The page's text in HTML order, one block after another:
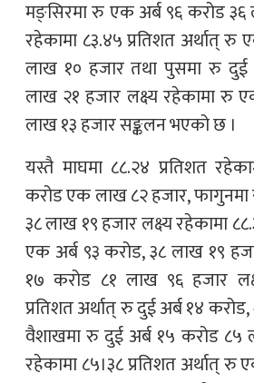
मङ्सिरमा रु एक अर्ब ९६ करोड ३६
रहेकामा ८३.४५ प्रतिशत अर्थात् रु
लाख १० हजार तथा पुसमा रु दुई
लाख २१ हजार लक्ष्य रहेकामा रु
लाख १३ हजार सङ्कलन भएको छ ।
यस्तै माघमा ८८.२४ प्रतिशत
करोड एक लाख ८२ हजार,
३८ लाख १९ हजार लक्ष्य रहेकामा
एक अर्ब ९३ करोड, ३८ लाख १९
१७ करोड ८१ लाख ९६ हजार
प्रतिशत अर्थात् रु दुई अर्ब १४
वैशाखमा रु दुई अर्ब १५ करोड ८५
रहेकामा ८५।३८ प्रतिशत अर्थात् रु